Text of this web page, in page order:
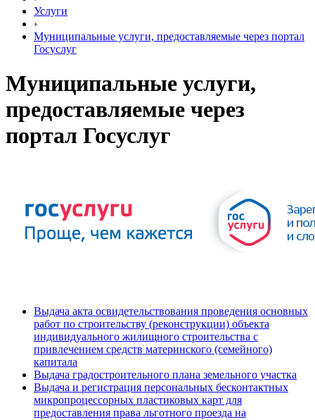
Услуги
›
Муниципальные услуги, предоставляемые через портал
Госуслуг
Муниципальные услуги,
предоставляемые через
портал Госуслуг
Выдача акта освидетельствования проведения основных
работ по строительству (реконструкции) объекта
индивидуального жилищного строительства с
привлечением средств материнского (семейного)
капитала
Выдача градостроительного плана земельного участка
Выдача и регистрация персональных бесконтактных
микропроцессорных пластиковых карт для
предоставления права льготного проезда на